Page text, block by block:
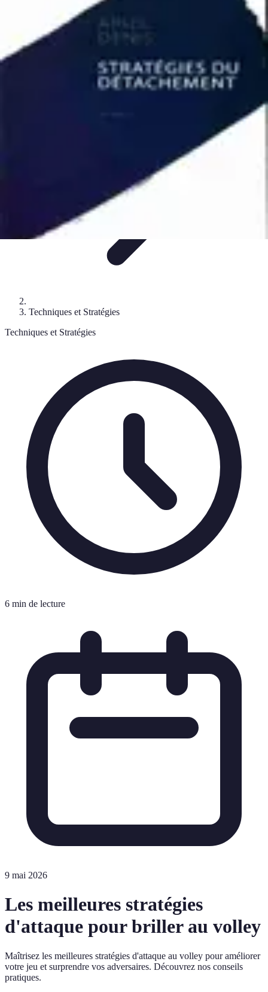
Techniques et Astuces
Débuter
Entraînement et Coaching
Techniques et Stratégies
Techniques et Stratégies
6 min de lecture
9 mai 2026
Les meilleures stratégies
d'attaque pour briller au volley
Maîtrisez les meilleures stratégies d'attaque au volley pour améliorer
votre jeu et surprendre vos adversaires. Découvrez nos conseils
pratiques.